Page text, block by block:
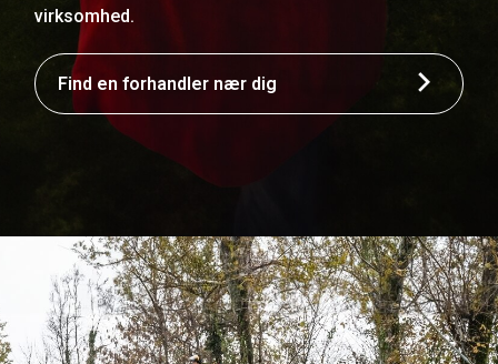
virksomhed.
Find en forhandler nær dig